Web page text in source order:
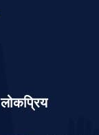
लोकप्रिय